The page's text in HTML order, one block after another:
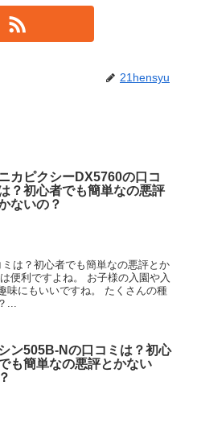
21hensyu
カピクシーDX5760の口コ
？初心者でも簡単なの悪評
ないの？
は？初心者でも簡単なの悪評とか
便利ですよね。 お子様の入園や入
味にもいいですね。 たくさんの種
...
ン505B-Nの口コミは？初心
も簡単なの悪評とかない